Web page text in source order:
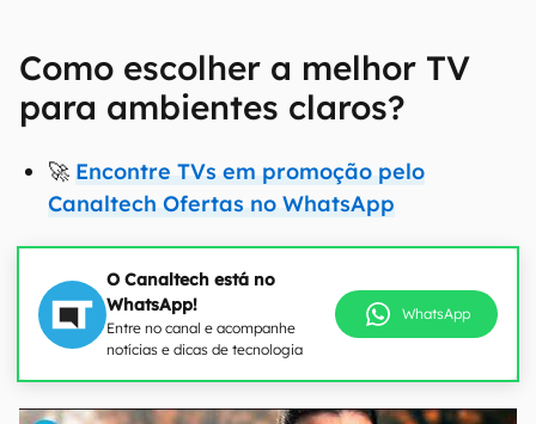
Como escolher a melhor TV
para ambientes claros?
🚀 Encontre TVs em promoção pelo
Canaltech Ofertas no WhatsApp
O Canaltech está no
WhatsApp!
Entre no canal e acompanhe
notícias e dicas de tecnologia
WhatsApp